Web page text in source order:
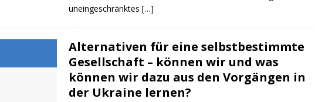
uneingeschränktes […]
Alternativen für eine selbstbestimmte
Gesellschaft – können wir und was
können wir dazu aus den Vorgängen in
der Ukraine lernen?